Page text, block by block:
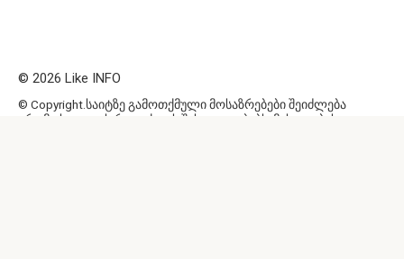
© 2026 Like INFO
© Copyright.საიტზე გამოთქმული მოსაზრებები შეიძლება
არ ემთხვეოდეს რედაქციის შეხედულებებს. მასალების